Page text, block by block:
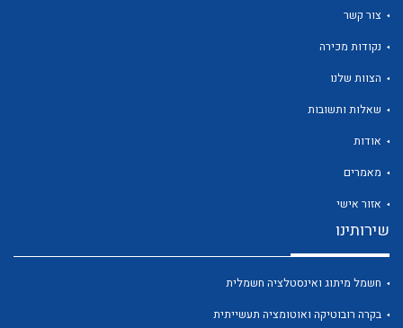
צור קשר
נקודות מכירה
הצוות שלנו
שאלות ותשובות
אודות
מאמרים
אזור אישי
שירותינו
חשמל מיתוג ואינסטלציה חשמלית
בקרה רובוטיקה ואוטומציה תעשייתית